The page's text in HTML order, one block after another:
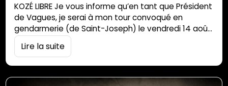
KOZÉ LIBRE Je vous informe qu’en tant que Président
de Vagues, je serai à mon tour convoqué en
gendarmerie (de Saint-Joseph) le vendredi 14 août
à 10h00, dans le cadre du relâcher vivant en pleine
mer du requin juvénile coincé dans le bassin de
Lire la suite